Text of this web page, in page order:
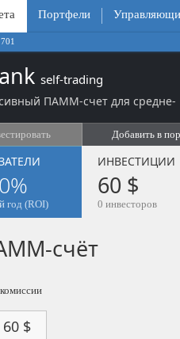
Портфели
self-trading
ПАММ-счет для средне-
Добавить в
год (ROI)
ИНВЕСТИЦИИ
60 $
0 инвесторов
счёт
60 $